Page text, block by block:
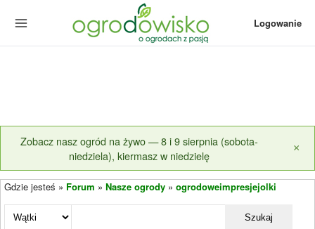
Logowanie
Zobacz nasz ogród na żywo — 8 i 9 sierpnia (sobota-
niedziela), kiermasz w niedzielę
×
Gdzie jesteś » Forum » Nasze ogrody » ogrodoweimpresjejolki
Szukaj